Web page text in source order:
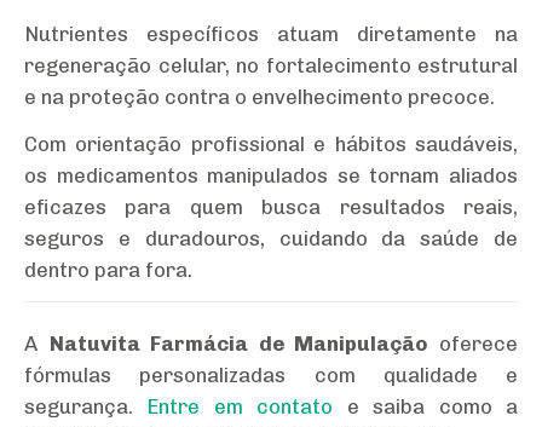
Nutrientes específicos atuam diretamente na
regeneração celular, no fortalecimento estrutural
e na proteção contra o envelhecimento precoce.
Com orientação profissional e hábitos saudáveis,
os medicamentos manipulados se tornam aliados
eficazes para quem busca resultados reais,
seguros e duradouros, cuidando da saúde de
dentro para fora.
A Natuvita Farmácia de Manipulação oferece
fórmulas personalizadas com qualidade e
segurança. Entre em contato e saiba como a